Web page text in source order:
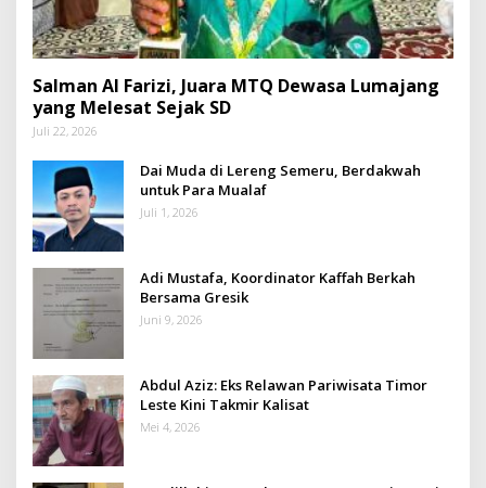
Salman Al Farizi, Juara MTQ Dewasa Lumajang
yang Melesat Sejak SD
Juli 22, 2026
Dai Muda di Lereng Semeru, Berdakwah
untuk Para Mualaf
Juli 1, 2026
Adi Mustafa, Koordinator Kaffah Berkah
Bersama Gresik
Juni 9, 2026
Abdul Aziz: Eks Relawan Pariwisata Timor
Leste Kini Takmir Kalisat
Mei 4, 2026